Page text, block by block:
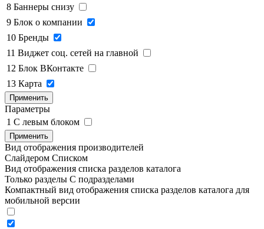
8 Баннеры снизу
9 Блок о компании
10 Бренды
11 Виджет соц. сетей на главной
12 Блок ВКонтакте
13 Карта
Применить
Параметры
1 C левым блоком
Применить
Вид отображения производителей
Слайдером Списком
Вид отображения списка разделов каталога
Только разделы С подразделами
Компактный вид отображения списка разделов каталога для
мобильной версии